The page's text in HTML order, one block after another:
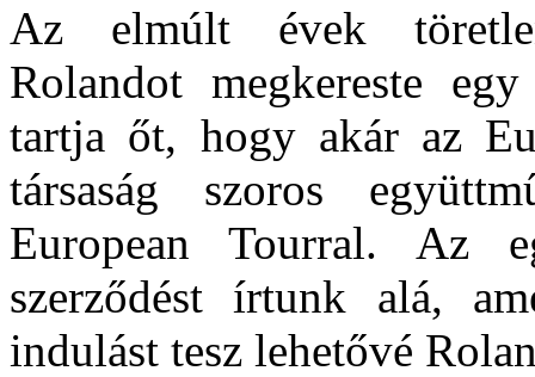
Az elmúlt évek
Rolandot megkereste
tartja őt, hogy akár az
társaság szoros
European Tourral. Az
szerződést írtunk alá,
indulást tesz lehetővé